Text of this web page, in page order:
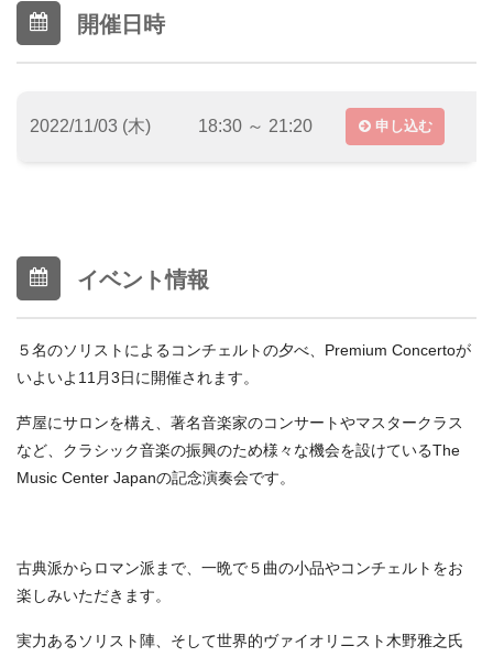
開催日時
2022/11/03 (木) 18:30 ～ 21:20 申し込む
イベント情報
５名のソリストによるコンチェルトの夕べ、Premium Concertoが
いよいよ11月3日に開催されます。
芦屋にサロンを構え、 著名音楽家のコンサートやマスタークラス
など、 クラシック音楽の振興のため様々な機会を設けているThe
Music Center Japanの記念演奏会です。
古典派からロマン派まで、 一晩で５曲の小品やコンチェルトをお
楽しみいただきます。
実力あるソリスト陣、 そして世界的ヴァイオリニスト木野雅之氏